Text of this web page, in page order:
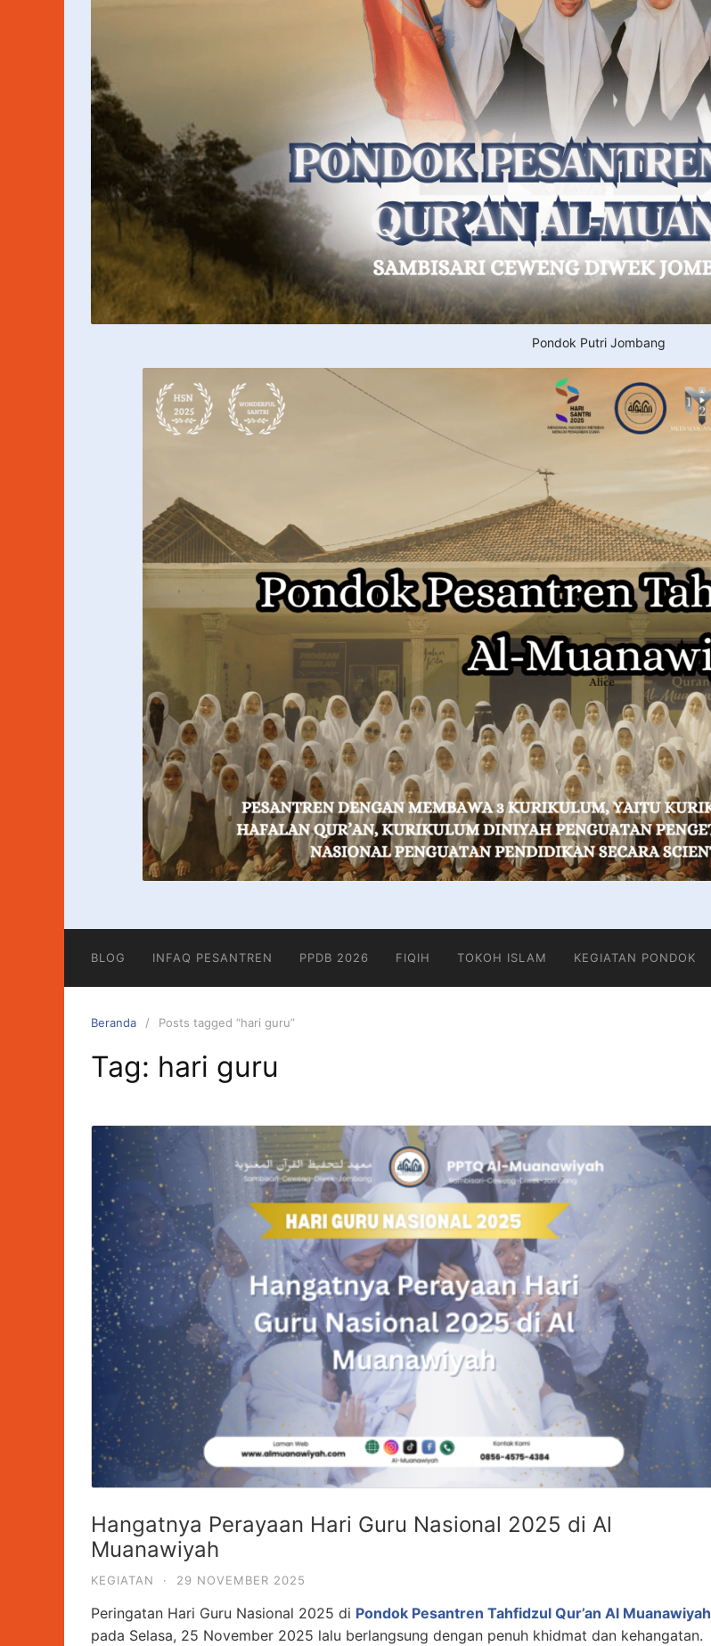
Pondok Putri Jombang
BLOG INFAQ PESANTREN PPDB 2026 FIQIH TOKOH ISLAM KEGIATAN PONDOK
Beranda Posts tagged “hari guru”
Tag: hari guru
Hangatnya Perayaan Hari Guru Nasional 2025 di Al
Muanawiyah
KEGIATAN · 29 NOVEMBER 2025
Peringatan Hari Guru Nasional 2025 di Pondok Pesantren Tahfidzul Qur’an Al Muanawiyah
pada Selasa, 25 November 2025 lalu berlangsung dengan penuh khidmat dan kehangatan.